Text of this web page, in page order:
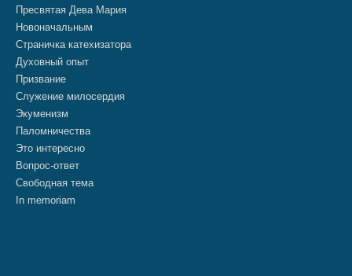
Пресвятая Дева Мария
Новоначальным
Страничка катехизатора
Духовный опыт
Призвание
Служение милосердия
Экуменизм
Паломничества
Это интересно
Вопрос-ответ
Свободная тема
In memoriam